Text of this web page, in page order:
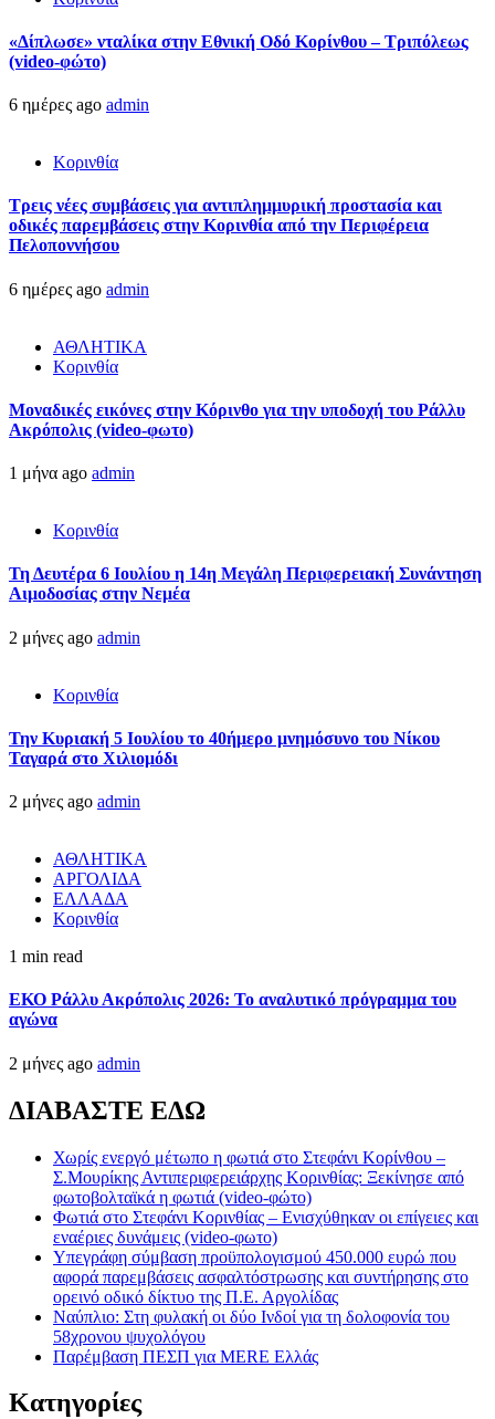
«Δίπλωσε» νταλίκα στην Εθνική Oδό Κορίνθου – Τριπόλεως
(video-φώτο)
6 ημέρες ago admin
Κορινθία
Τρεις νέες συμβάσεις για αντιπλημμυρική προστασία και
οδικές παρεμβάσεις στην Κορινθία από την Περιφέρεια
Πελοποννήσου
6 ημέρες ago admin
ΑΘΛΗΤΙΚΑ
Κορινθία
Μοναδικές εικόνες στην Κόρινθο για την υποδοχή του Ράλλυ
Ακρόπολις (video-φωτο)
1 μήνα ago admin
Κορινθία
Τη Δευτέρα 6 Ιουλίου η 14η Μεγάλη Περιφερειακή Συνάντηση
Αιμοδοσίας στην Νεμέα
2 μήνες ago admin
Κορινθία
Την Κυριακή 5 Ιουλίου το 40ήμερο μνημόσυνο του Νίκου
Ταγαρά στο Χιλιομόδι
2 μήνες ago admin
ΑΘΛΗΤΙΚΑ
ΑΡΓΟΛΙΔΑ
ΕΛΛΑΔΑ
Κορινθία
1 min read
ΕΚΟ Ράλλυ Ακρόπολις 2026: Το αναλυτικό πρόγραμμα του
αγώνα
2 μήνες ago admin
ΔΙΑΒΑΣΤΕ ΕΔΩ
Χωρίς ενεργό μέτωπο η φωτιά στο Στεφάνι Κορίνθου –
Σ.Μουρίκης Αντιπεριφερειάρχης Κορινθίας: Ξεκίνησε από
φωτοβολταϊκά η φωτιά (video-φώτο)
Φωτιά στο Στεφάνι Κορινθίας – Ενισχύθηκαν οι επίγειες και
εναέριες δυνάμεις (video-φωτο)
Υπεγράφη σύμβαση προϋπολογισμού 450.000 ευρώ που
αφορά παρεμβάσεις ασφαλτόστρωσης και συντήρησης στο
ορεινό οδικό δίκτυο της Π.Ε. Αργολίδας
Ναύπλιο: Στη φυλακή οι δύο Ινδοί για τη δολοφονία του
58χρονου ψυχολόγου
Παρέμβαση ΠΕΣΠ για MERE Ελλάς
Kατηγορίες